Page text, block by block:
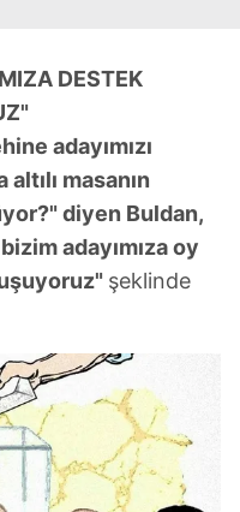
DESTEK
adayımızı
masanın
diyen Buldan,
adayımıza oy
şeklinde